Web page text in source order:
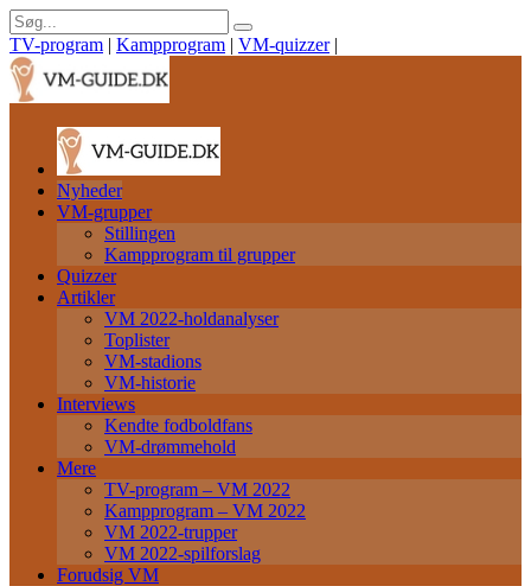
TV-program | Kampprogram | VM-quizzer |
Nyheder
VM-grupper
Stillingen
Kampprogram til grupper
Quizzer
Artikler
VM 2022-holdanalyser
Toplister
VM-stadions
VM-historie
Interviews
Kendte fodboldfans
VM-drømmehold
Mere
TV-program – VM 2022
Kampprogram – VM 2022
VM 2022-trupper
VM 2022-spilforslag
Forudsig VM